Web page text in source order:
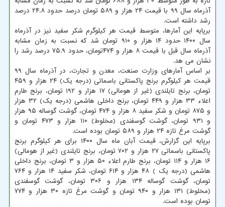
آذرماه سال ۹۹ با قیمت ۲۴ هزار و ۵۸۹ تومان درصد حدود ۲۴.۸ درصد
رشد داشته است.
برپایه این آمارها، متوسط قیمت هر کیلوگرم شکر سفید نیز در آذرماه
سال ۱۴۰۰ حدود ۱۴ هزار و ۹۱۰ تومان شد که نسبت به زمان مشابه
آذرماه سال قبل با قیمت ۸ هزار و ۴۷۴تومان، حدود ۷۵.۹ درصد رشد را
نشان می هد.
بر اساس آمارهای وزارت صنعت، معدن و تجارت، در آذرماه سال ۹۹
قیمت هر کیلوگرم برنج پاکستانی باسماتی (درجه یک) ۲۴ هزار و ۴۵۹
تومان، برنج تایلندی (غیر از هومالی) ۱۷ هزار و ۱۹۲ تومان، برنج طارم
اعلاء ۳۳ هزار و ۴۴۹ تومان، برنج داخلی هاشمی (درجه یک) ۳۲ هزار
و ۸۷۵ تومان و شکر سفید ۸ هزار و ۴۷۴ تومان، گوشت گوساله ۹۵ هزار
و ۹۳۱ تومان، گوشت گوسفندی (مخلوط) ۱۱۰ هزار و ۴۷۳ تومان و
گوشت مرغ تازه ۲۴ هزار و ۵۸۹ تومان بوده است.
برپایه این گزارش، قیمت آبان ماه سال ۱۴۰۰ برای هر کیلوگرم برنج
پاکستانی باسماتی ۲۷ هزار و ۷۰۲ تومان، برنج تایلندی (غیر از هومالی)
۱۶ هزار و ۱۱۴ تومان، برنج طارم اعلاء ۵۰ هزار و ۳ تومان، برنج داخلی
هاشمی (درجه یک ) ۴۸ هزار و ۶۱۴ تومان، شکر سفید ۱۴ هزار و ۷۶۴
تومان، گوشت گوساله ۱۳۴ هزار و ۳۰۶ تومان، گوشت گوسفندی
(مخلوط) ۱۳۱ هزار و ۹۴۰ تومان و گوشت مرغ تازه ۳۰ هزار و ۷۷۴
تومان بوده است.